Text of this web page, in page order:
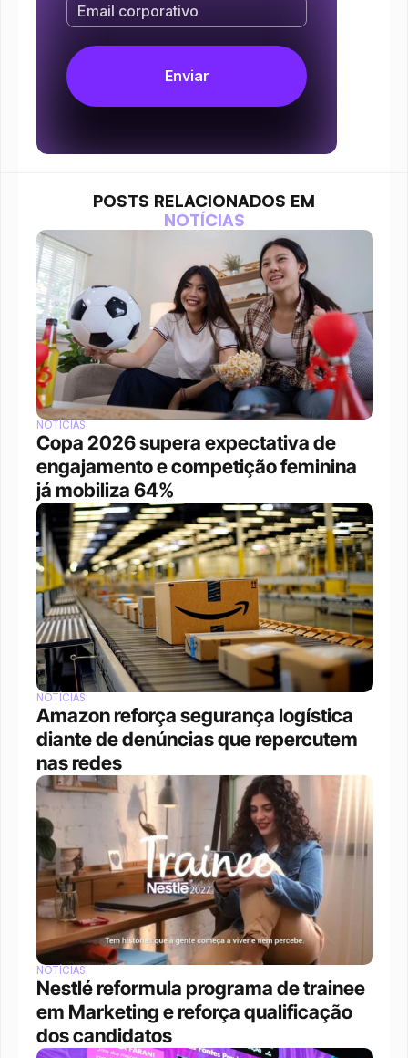
POSTS RELACIONADOS EM
NOTÍCIAS
NOTÍCIAS
Copa 2026 supera expectativa de
engajamento e competição feminina
já mobiliza 64%
NOTÍCIAS
Amazon reforça segurança logística
diante de denúncias que repercutem
nas redes
NOTÍCIAS
Nestlé reformula programa de trainee
em Marketing e reforça qualificação
dos candidatos